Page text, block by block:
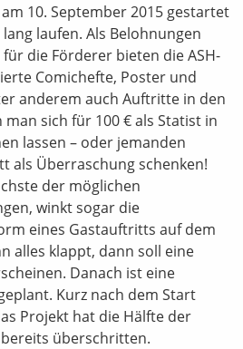
10. September 2015 gestartet
laufen. Als Belohnungen
die Förderer bieten die ASH-
Comichefte, Poster und
anderem auch Auftritte in den
man sich für 100 € als Statist in
lassen – oder jemanden
als Überraschung schenken!
der möglichen
winkt sogar die
eines Gastauftritts auf dem
alles klappt, dann soll eine
Danach ist eine
Kurz nach dem Start
Projekt hat die Hälfte der
überschritten.